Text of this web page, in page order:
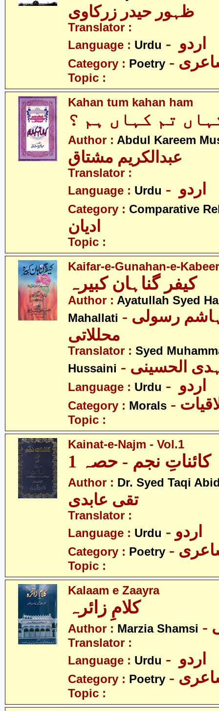
ظہور حیدر زرکاوی
Translator :
Language : Urdu
Category : Poetry
Topic :
Kahan tum kahan ham
تم کہاں ہم ؟
Author : Abdul Kareem
عبدالکریم مشتاق
Translator :
Language : Urdu
Category : Comparative
ادیان
Topic :
Kaifar-e-Gunahan-e-
کیفر گناہان کبیرہ
Author : Ayatullah Syed
Mahallati - آیت اللہ سیّد ہاشم رسولی
محللاتی
Translator : Syed
Hussaini
الحسینی
Language : Urdu
Category : Morals
Topic :
Kainat-e-Najm - Vol.1
کائناتِ نجم - حصہ 1
Author : Dr. Syed Taqi
تقی عابدی
Translator :
Language : Urdu - اردو
Category : Poetry
Topic :
Kalaam e Zaayra
کلامِ زائرہ
Author : Marzia Shamsi
Translator :
Language : Urdu
Category : Poetry
Topic :